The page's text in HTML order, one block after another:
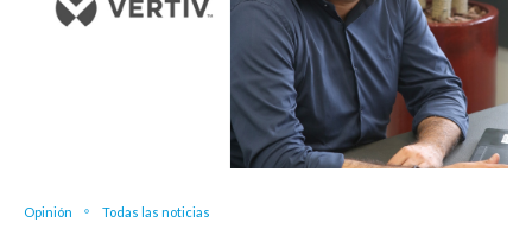
Opinión Todas las noticias